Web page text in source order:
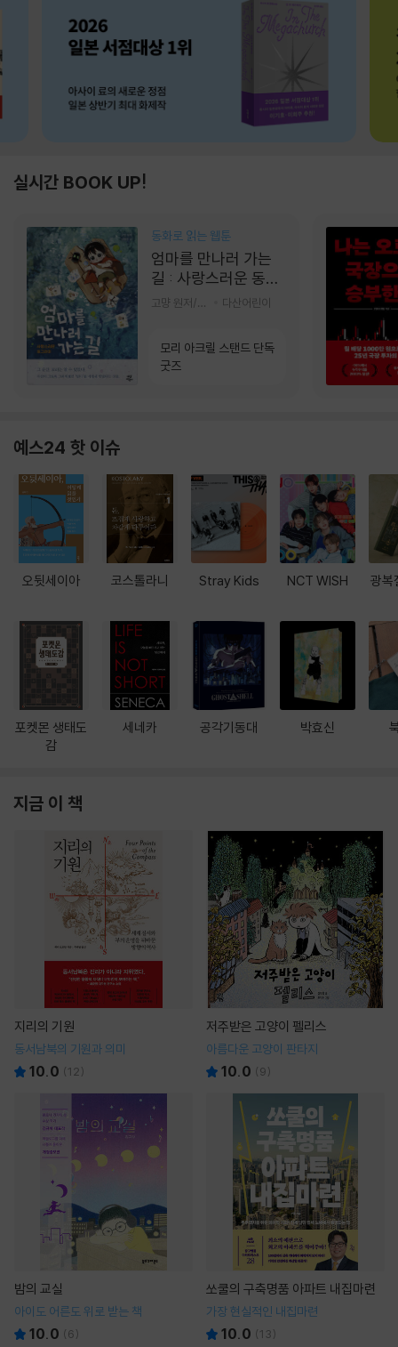
실시간 BOOK UP!
동화로 읽는 웹툰
엄마를 만나러 가는
길 : 사랑스러운 동그
라미
다산어린이
모리 아크릴 스탠드 단독
굿즈
예스24 핫 이슈
오뒷세이아
포켓몬 생태도
감
코스톨라니
세네카
Stray Kids
공각기동대
NCT WISH
박효신
광복
지금 이 책
지리의 기원
동서남북의 기원과 의미
10.0 (12)
저주받은 고양이 펠리스
아름다운 고양이 판타지
10.0 (9)
밤의 교실
아이도 어른도 위로 받는 책
10.0 (6)
쏘쿨의 구축명품 아파트 내집마련
가장 현실적인 내집마련
10.0 (13)